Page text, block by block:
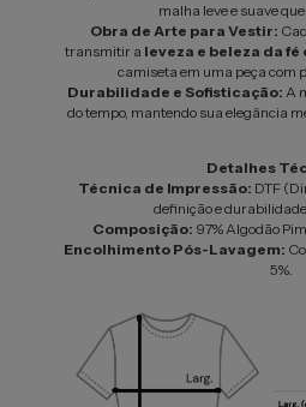
malha leve e suave
Obra de Arte para Vestir:
transmitir a leveza e beleza da
camiseta em uma peça com
Durabilidade e Sofisticação: A
do tempo, mantendo sua elegância
Detalhes
Técnica de Impressão: DTF
definição e
Composição: 97% Algodão
Encolhimento Pós-Lavagem:
5%.